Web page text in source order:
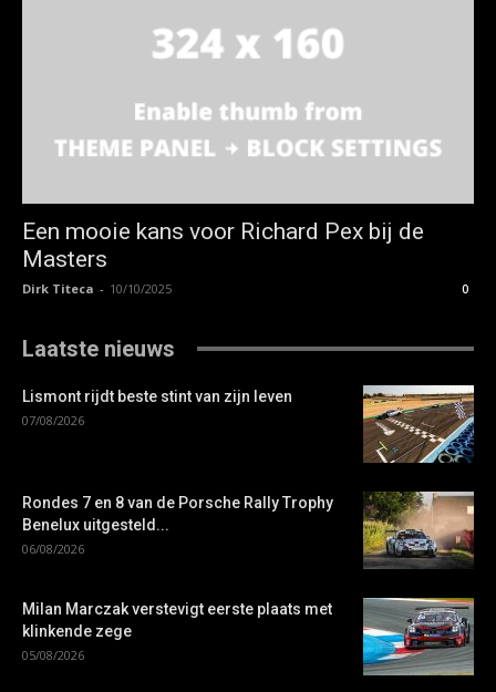
Een mooie kans voor Richard Pex bij de
Masters
Dirk Titeca - 10/10/2025 0
Laatste nieuws
Lismont rijdt beste stint van zijn leven
07/08/2026
Rondes 7 en 8 van de Porsche Rally Trophy
Benelux uitgesteld...
06/08/2026
Milan Marczak verstevigt eerste plaats met
klinkende zege
05/08/2026